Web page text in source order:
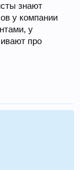
знают
у компании
у
про